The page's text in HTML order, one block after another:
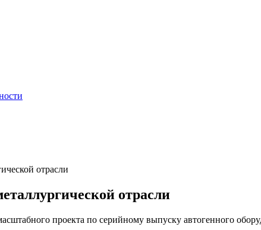
отрасли
отрасли
проекта по серийному выпуску автогенного